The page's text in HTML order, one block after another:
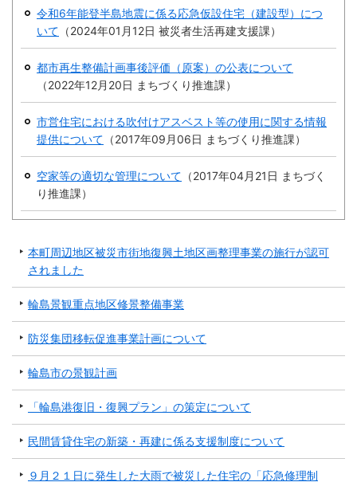
世界農業遺産 施設案内
市政情報
市役所ご案内 広報・広聴
農業委員会 議会
選挙
防災
防災・救急
令和6年能登半島地震に係る応急仮設住宅（建設型）につ
いて （2024年01月12日 被災者生活再建支援課）
都市再生整備計画事後評価（原案）の公表について
（2022年12月20日 まちづくり推進課）
市営住宅における吹付けアスベスト等の使用に関する情報
提供について （2017年09月06日 まちづくり推進課）
空家等の適切な管理について （2017年04月21日 まちづく
り推進課）
本町周辺地区被災市街地復興土地区画整理事業の施行が認可
されました
輪島景観重点地区修景整備事業
防災集団移転促進事業計画について
輪島市の景観計画
「輪島港復旧・復興プラン」の策定について
民間賃貸住宅の新築・再建に係る支援制度について
９月２１日に発生した大雨で被災した住宅の「応急修理制